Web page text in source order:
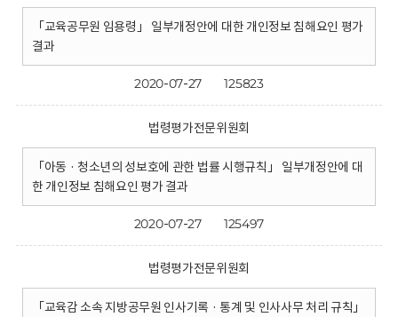
「교육공무원 임용령」 일부개정안에 대한 개인정보 침해요인 평가
결과
2020-07-27 125823
법령평가전문위원회
「아동 · 청소년의 성보호에 관한 법률 시행규칙」 일부개정안에 대
한 개인정보 침해요인 평가 결과
2020-07-27 125497
법령평가전문위원회
「교육감 소속 지방공무원 인사기록 · 통계 및 인사사무 처리 규칙」